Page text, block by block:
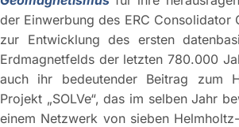
der Einwerbung des ERC Consolidator
zur Entwicklung des ersten
Erdmagnetfelds der letzten 780.000
auch ihr bedeutender Beitrag zum
Projekt „SOLVe“, das im selben Jahr
einem Netzwerk von sieben